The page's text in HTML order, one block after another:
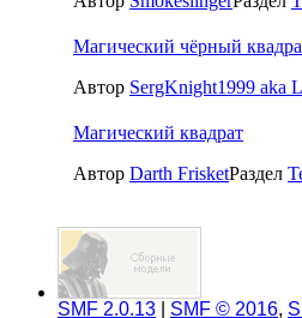
Магический чёрный
Автор SergKnight1999 aka
Магический квадрат
Автор Darth FrisketРаздел
SMF 2.0.13 SMF © 2016,